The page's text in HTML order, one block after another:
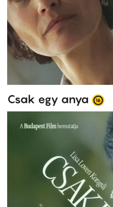
Csak egy anya